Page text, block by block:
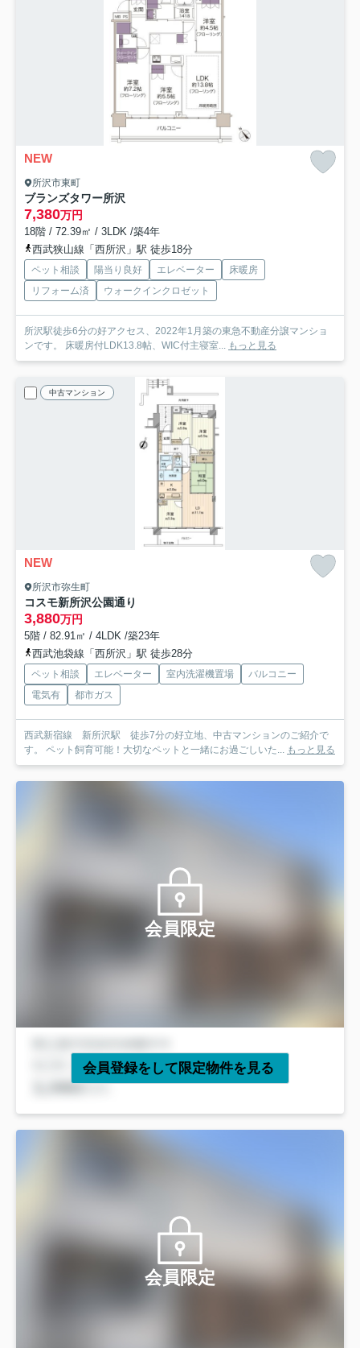
NEW
所沢市東町
ブランズタワー所沢
7,380万円
18階 / 72.39㎡ / 3LDK /築4年
西武狭山線「西所沢」駅 徒歩18分
ペット相談 陽当り良好 エレベーター
床暖房
リフォーム済
ウォークインクロゼット
所沢駅徒歩6分の好アクセス、2022年1月築の東急不動産分譲マンショ
ンです。 床暖房付LDK13.8帖、WIC付主寝室... もっと見る
中古マンション
NEW
所沢市弥生町
コスモ新所沢公園通り
3,880万円
5階 / 82.91㎡ / 4LDK /築23年
西武池袋線「西所沢」駅 徒歩28分
ペット相談 エレベーター 室内洗濯機置場
バルコニー
電気有
都市ガス
西武新宿線 新所沢駅 徒歩7分の好立地、中古マンションのご紹介で
す。 ペット飼育可能！大切なペットと一緒にお過ごしいた... もっと見る
会員限定
会員登録をして限定物件を見る
会員限定